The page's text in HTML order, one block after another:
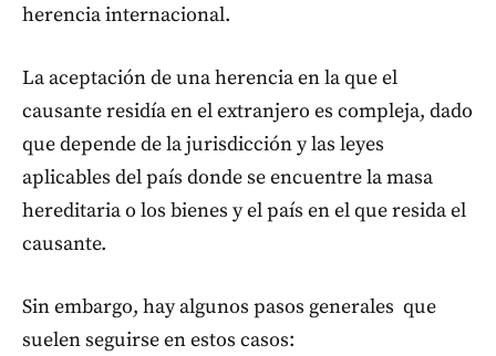
herencia internacional.
La aceptación de una herencia en la que el
causante residía en el extranjero es compleja, dado
que depende de la jurisdicción y las leyes
aplicables del país donde se encuentre la masa
hereditaria o los bienes y el país en el que resida el
causante.
Sin embargo, hay algunos pasos generales que
suelen seguirse en estos casos: